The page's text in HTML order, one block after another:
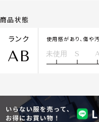
商品状態
ランク
AB
使用感があり、傷や
未使用 S